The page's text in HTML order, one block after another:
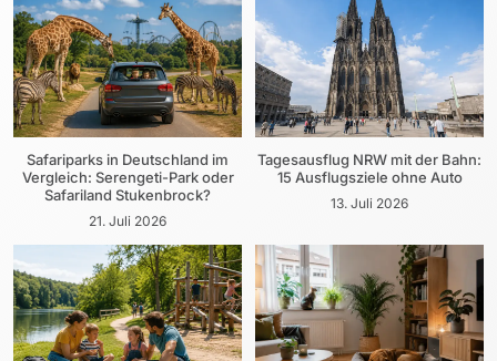
Safariparks in Deutschland im
Vergleich: Serengeti-Park oder
Safariland Stukenbrock?
21. Juli 2026
Tagesausflug NRW mit der Bahn:
15 Ausflugsziele ohne Auto
13. Juli 2026